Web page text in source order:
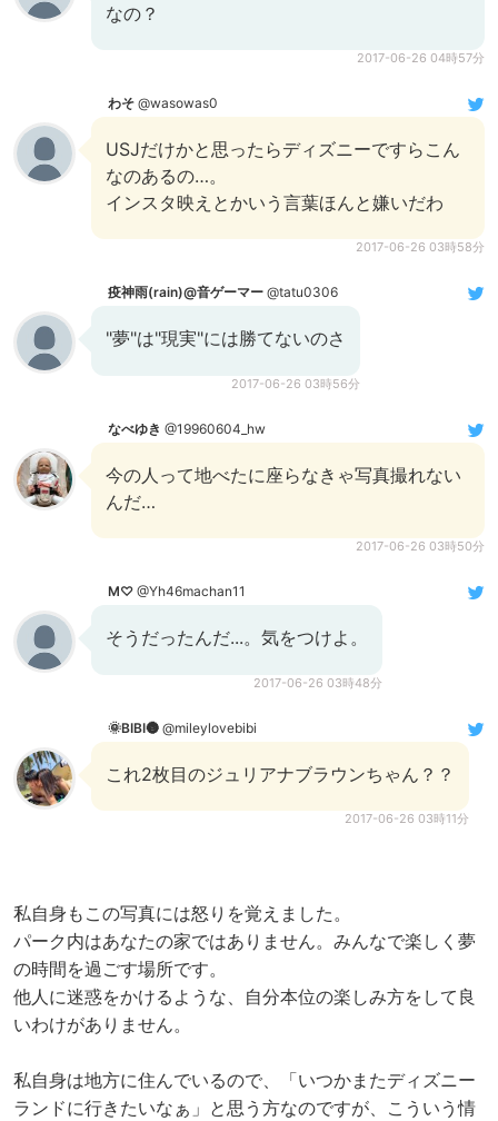
なの？
2017-06-26 04時57分
わそ @wasowas0
USJだけかと思ったらディズニーですらこん
なのあるの…。
インスタ映えとかいう言葉ほんと嫌いだわ
2017-06-26 03時58分
疫神雨(rain)@音ゲーマー @tatu0306
"夢"は"現実"には勝てないのさ
2017-06-26 03時56分
なべゆき @19960604_hw
今の人って地べたに座らなきゃ写真撮れない
んだ…
2017-06-26 03時50分
M♡ @Yh46machan11
そうだったんだ...。気をつけよ。
2017-06-26 03時48分
🌞BIBI🌚 @mileylovebibi
これ2枚目のジュリアナブラウンちゃん？？
2017-06-26 03時11分
私自身もこの写真には怒りを覚えました。
パーク内はあなたの家ではありません。みんなで楽しく夢
の時間を過ごす場所です。
他人に迷惑をかけるような、自分本位の楽しみ方をして良
いわけがありません。
私自身は地方に住んでいるので、「いつかまたディズニー
ランドに行きたいなぁ」と思う方なのですが、こういう情